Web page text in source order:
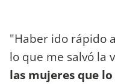
"Haber ido rápido
lo que me salvó la
las mujeres que